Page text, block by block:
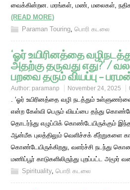
வைக்கின்றன. மரங்கள், மண், மலைகள்,
(READ MORE)
Paraman Touring,பொரி கடலை
‘ஓர் உயிரினத்தை
அதற்கு தருவது எது?’ /
பறவை தரும் வியப்பு –
Author: paramanp November 24, 2025
. ‘ஓர் உயிரினத்தை வழி நடத்தும் உள்ளுணர்வை
என்ற கேள்வி பெரும் வியப்பை தந்து
தொடர்ந்து எழுப்பிக் கொண்டேயிருக்கும் இந்த
ஆன்மீக புலத்திலும் வெளிச்சக் கீற்றுகளை
கொண்டேயிருக்கிறது, வளர்ச்சி நடந்து
மணிப்பூர் காடுகளிலிருந்து புறப்பட்ட
Spirituality,பொரி கடலை